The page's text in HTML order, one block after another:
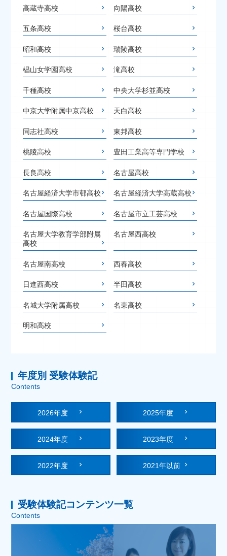
高蔵寺高校 向陽高校
五条高校 桜台高校
昭和高校 瑞陵高校
椙山女学園高校 滝高校
千種高校 中央大学杉並高校
中京大学附属中京高校 天白高校
同志社高校 東邦高校
桃陵高校 豊田工業高等専門学校
長良高校 名古屋高校
名古屋経済大学市邨高校 名古屋経済大学高蔵高校
名古屋国際高校 名古屋市立工芸高校
名古屋大学教育学部附属
高校
名古屋西高校
名古屋南高校 西春高校
日進西高校 半田高校
名城大学附属高校 名東高校
明和高校
年度別 受験体験記
Contents
2026年度 2025年度
2024年度 2023年度
2022年度 2021年以前
受験体験記コンテンツ一覧
Contents